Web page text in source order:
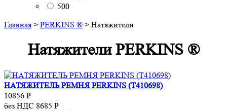
500
Главная > PERKINS ® > Натяжители
Натяжители PERKINS ®
НАТЯЖИТЕЛЬ РЕМНЯ PERKINS (T410698)
10856 Р
без НДС 8685 Р